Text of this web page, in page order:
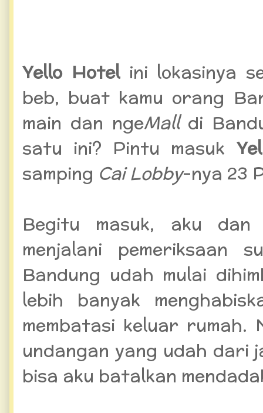
Yello Hotelini lokasinya
beb, buat kamu orang
main dan ngeMalldi
satu ini? Pintu masuk
samping Cai Lobby-nya 23
Begitu masuk, aku dan
menjalani pemeriksaan
Bandung udah mulai
lebih banyak
membatasi keluar
undangan yang udah dari
bisa aku batalkan